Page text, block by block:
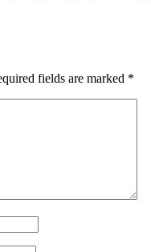
fields are marked *